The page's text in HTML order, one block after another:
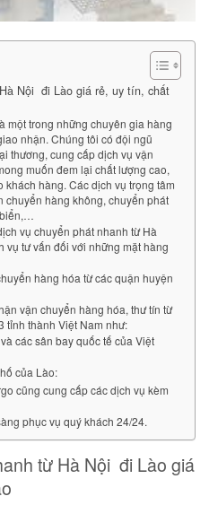
Nội đi Lào giá rẻ, uy tín, chất
một trong những chuyên gia hàng
nhận. Chúng tôi có đội ngũ
thương, cung cấp dịch vụ vận
muốn đem lại chất lượng cao,
khách hàng. Các dịch vụ trọng tâm
chuyển hàng không, chuyển phát
vụ chuyển phát nhanh từ Hà
vụ tư vấn đối với những mặt hàng
hàng hóa từ các quận huyện
vận chuyển hàng hóa, thư tín từ
tỉnh thành Việt Nam như:
các sân bay quốc tế của Việt
của Lào:
cũng cung cấp các dịch vụ kèm
phục vụ quý khách 24/24.
từ Hà Nội đi Lào giá